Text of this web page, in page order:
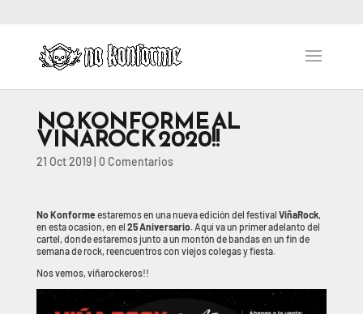
NO KONFORME AL
VIÑAROCK 2020!!
21 Oct 2019| 0 Comentarios
No Konforme estaremos en una nueva edición del festival ViñaRock,
en esta ocasion, en el 25 Aniversario. Aquí va un primer adelanto del
cartel, donde estaremos junto a un montón de bandas en un fin de
semana de rock, reencuentros con viejos colegas y fiesta.
Nos vemos, viñarockeros!!